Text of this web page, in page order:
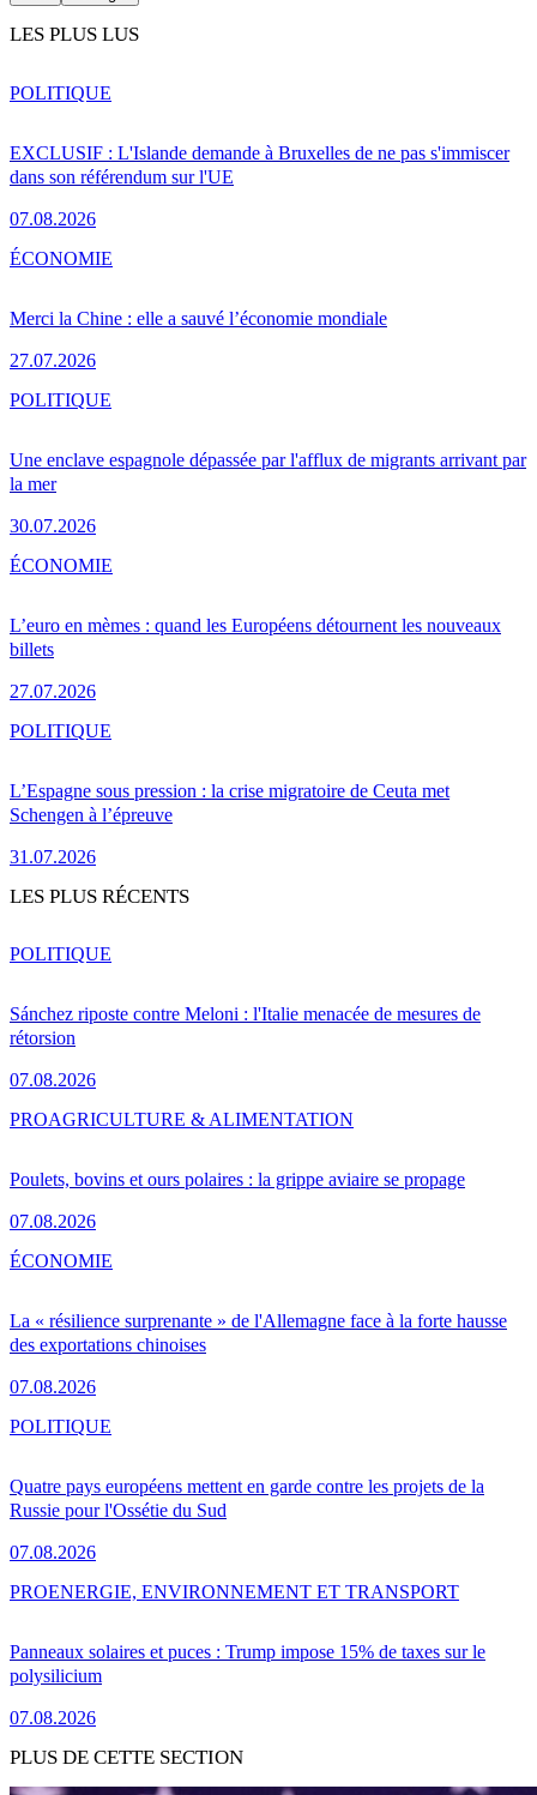
LES PLUS LUS
EXCLUSIF : L'Islande demande à Bruxelles de ne pas s'immiscer
dans son référendum sur l'UE
07.08.2026
POLITIQUE
Merci la Chine : elle a sauvé l’économie mondiale
27.07.2026
ÉCONOMIE
Une enclave espagnole dépassée par l'afflux de migrants arrivant par
la mer
30.07.2026
POLITIQUE
L’euro en mèmes : quand les Européens détournent les nouveaux
billets
27.07.2026
ÉCONOMIE
L’Espagne sous pression : la crise migratoire de Ceuta met
Schengen à l’épreuve
31.07.2026
POLITIQUE
LES PLUS RÉCENTS
Sánchez riposte contre Meloni : l'Italie menacée de mesures de
rétorsion
07.08.2026
POLITIQUE
Poulets, bovins et ours polaires : la grippe aviaire se propage
07.08.2026
PROAGRICULTURE & ALIMENTATION
La « résilience surprenante » de l'Allemagne face à la forte hausse
des exportations chinoises
07.08.2026
ÉCONOMIE
Quatre pays européens mettent en garde contre les projets de la
Russie pour l'Ossétie du Sud
07.08.2026
POLITIQUE
Panneaux solaires et puces : Trump impose 15% de taxes sur le
polysilicium
07.08.2026
PROENERGIE, ENVIRONNEMENT ET TRANSPORT
PLUS DE CETTE SECTION